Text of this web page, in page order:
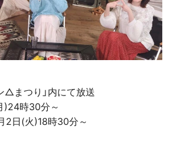
△まつり」内にて放送
)24時30分～
2日(火)18時30分～